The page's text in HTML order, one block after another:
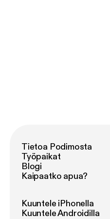
Tietoa Podimosta
Työpaikat
Blogi
Kaipaatko apua?
Kuuntele iPhonella
Kuuntele Androidilla